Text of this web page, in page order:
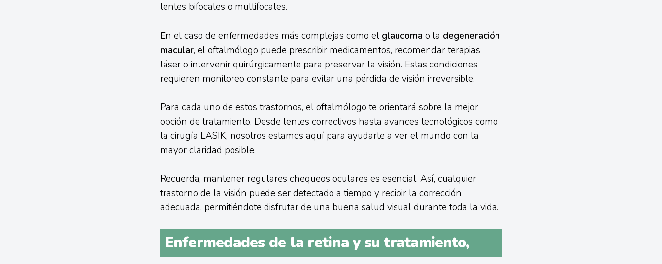
lentes bifocales o multifocales.
En el caso de enfermedades más complejas como el glaucoma o la degeneración
macular, el oftalmólogo puede prescribir medicamentos, recomendar terapias
láser o intervenir quirúrgicamente para preservar la visión. Estas condiciones
requieren monitoreo constante para evitar una pérdida de visión irreversible.
Para cada uno de estos trastornos, el oftalmólogo te orientará sobre la mejor
opción de tratamiento. Desde lentes correctivos hasta avances tecnológicos como
la cirugía LASIK, nosotros estamos aquí para ayudarte a ver el mundo con la
mayor claridad posible.
Recuerda, mantener regulares chequeos oculares es esencial. Así, cualquier
trastorno de la visión puede ser detectado a tiempo y recibir la corrección
adecuada, permitiéndote disfrutar de una buena salud visual durante toda la vida.
Enfermedades de la retina y su tratamiento,